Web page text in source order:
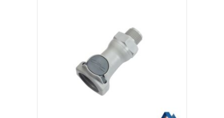
IN DEN WARENKORB